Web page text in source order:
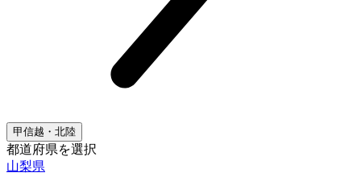
甲信越・北陸
都道府県を選択
山梨県